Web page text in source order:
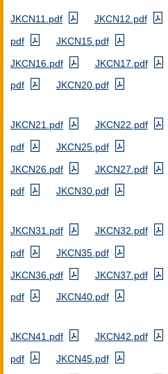
JKCN11.pdf JKCN12.pdf
pdf
JKCN15.pdf
JKCN16.pdf
JKCN17.pdf
pdf
JKCN20.pdf
JKCN21.pdf JKCN22.pdf
pdf
JKCN25.pdf
JKCN26.pdf
JKCN27.pdf
pdf
JKCN30.pdf
JKCN31.pdf JKCN32.pdf
pdf
JKCN35.pdf
JKCN36.pdf
JKCN37.pdf
pdf
JKCN40.pdf
JKCN41.pdf JKCN42.pdf
pdf
JKCN45.pdf